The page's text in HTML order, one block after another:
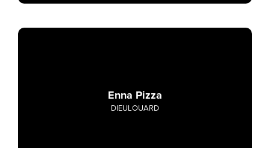
Enna Pizza
DIEULOUARD